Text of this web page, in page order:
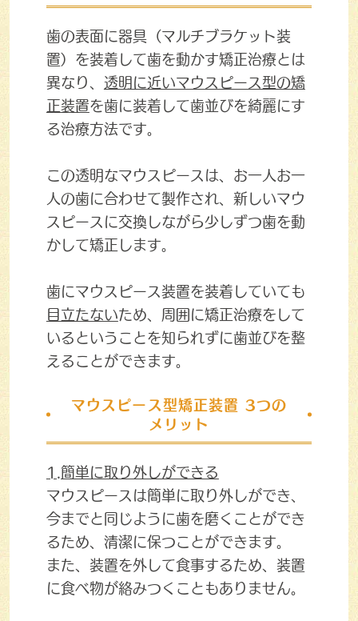
歯の表面に器具（マルチブラケット装
置）を装着して歯を動かす矯正治療とは
異なり、 透明に近いマウスピース型の矯
正装置を歯に装着して歯並びを綺麗にす
る治療方法です。
この透明なマウスピースは、お一人お一
人の歯に合わせて製作され、新しいマウ
スピースに交換しながら少しずつ歯を動
かして矯正します。
歯にマウスピース装置を装着していても
目立たないため、周囲に矯正治療をして
いるということを知られずに歯並びを整
えることができます。
マウスピース型矯正装置 3つの
メリット
1.簡単に取り外しができる
マウスピースは簡単に取り外しができ、
今までと同じように歯を磨くことができ
るため、清潔に保つことができます。
また、装置を外して食事するため、装置
に食べ物が絡みつくこともありません。